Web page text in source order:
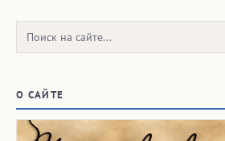
Поиск:
О САЙТЕ